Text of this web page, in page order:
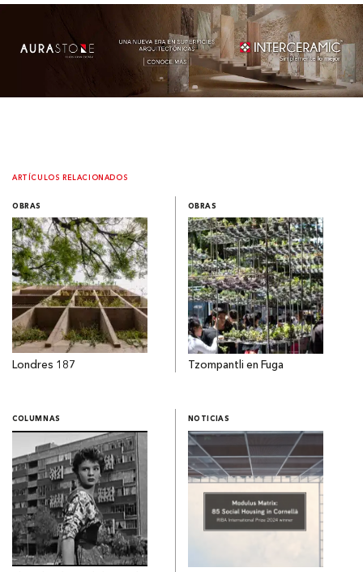
ARTÍCULOS RELACIONADOS
OBRAS
Londres 187
OBRAS
Tzompantli en Fuga
COLUMNAS NOTICIAS